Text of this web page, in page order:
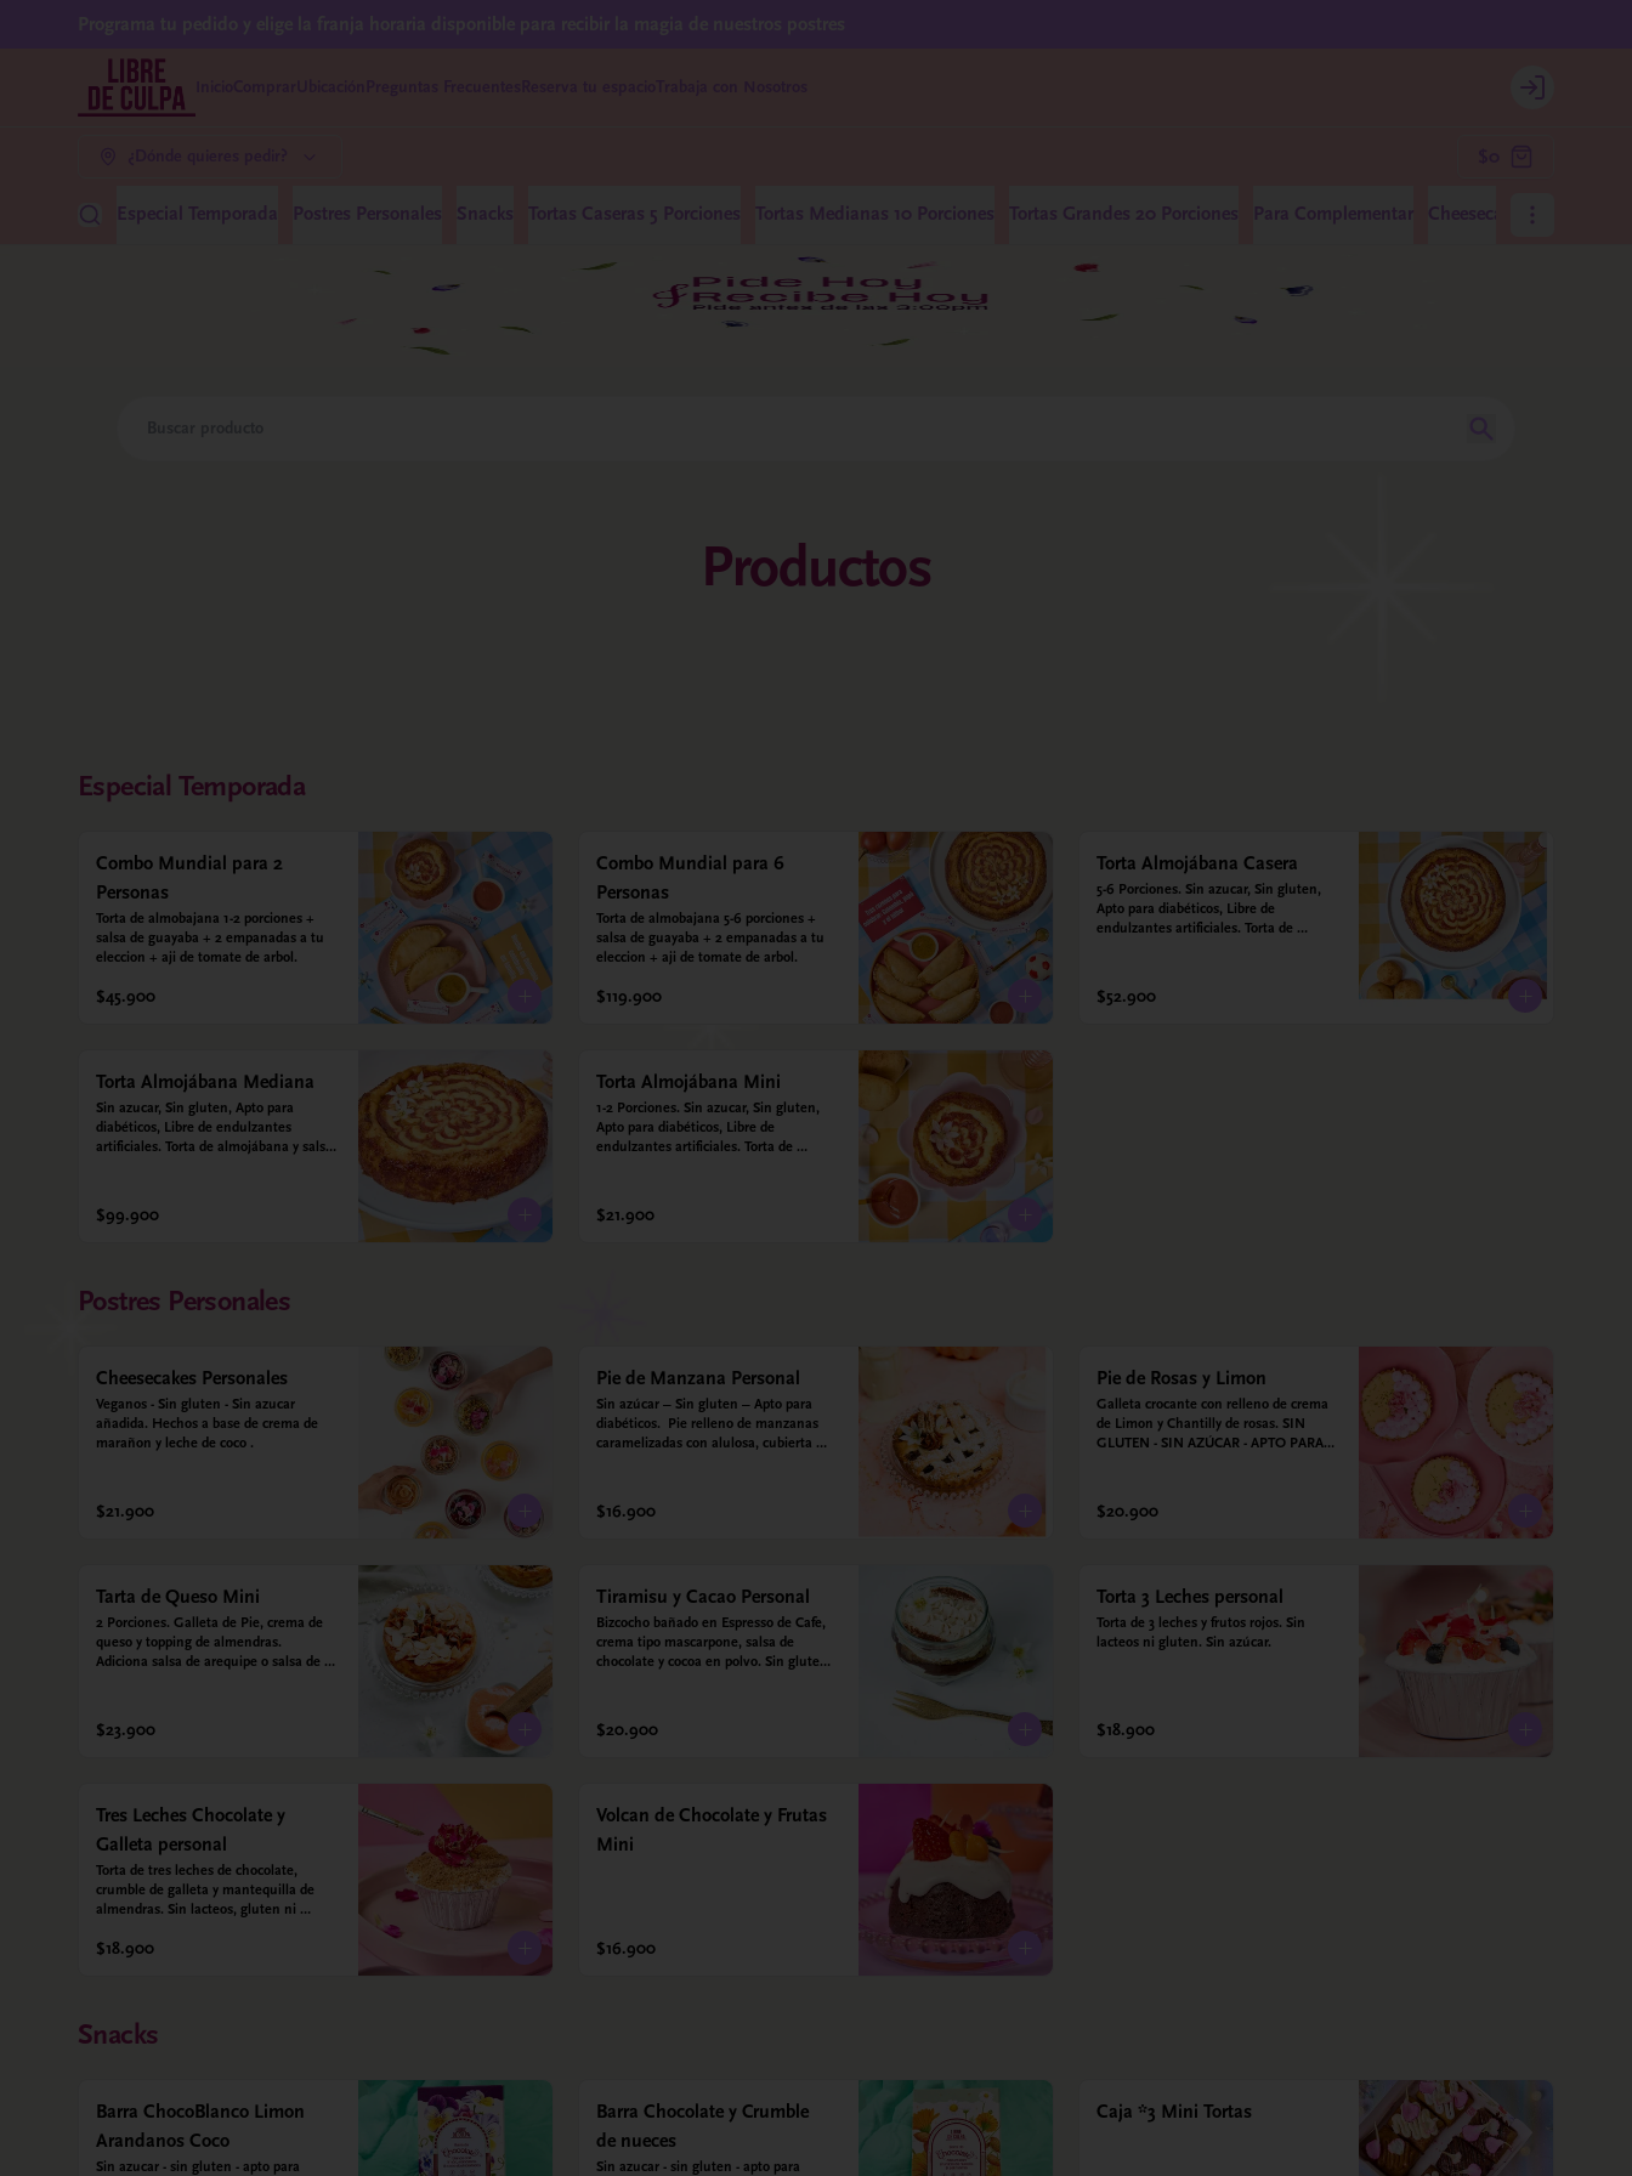
Login
Especial Temporada Postres Personales Snacks Tortas Caseras 5 Porciones Tortas Medianas 10 Porciones Tortas Grandes 20 Porciones Para Complementar Cheesecakes Medianos
Productos
Especial Temporada
Combo Mundial para 2
Personas
Torta de almobajana 1-2 porciones +
salsa de guayaba + 2 empanadas a tu
eleccion + aji de tomate de arbol.
$45.900
Combo Mundial para 6
Personas
Torta de almobajana 5-6 porciones +
salsa de guayaba + 2 empanadas a tu
eleccion + aji de tomate de arbol.
$119.900
Torta Almojábana Casera
5-6 Porciones. Sin azucar, Sin gluten,
Apto para diabéticos, Libre de
endulzantes artificiales. Torta de
maíz, huevo, queso campesino,
alulosa, leche deslactosada, leche de
$52.900
Torta Almojábana Mediana
Sin azucar, Sin gluten, Apto para
diabéticos, Libre de endulzantes
artificiales. Torta de almojábana y salsa
queso campesino, alulosa, leche
deslactosada, leche de coco, vainilla.
$99.900
Torta Almojábana Mini
1-2 Porciones. Sin azucar, Sin gluten,
Apto para diabéticos, Libre de
endulzantes artificiales. Torta de
maíz, huevo, queso campesino,
alulosa, leche deslactosada, leche de
$21.900
Postres Personales
Cheesecakes Personales
Veganos - Sin gluten - Sin azucar
añadida. Hechos a base de crema de
marañon y leche de coco .
$21.900
Pie de Manzana Personal
Sin azúcar – Sin gluten – Apto para
diabéticos.  Pie relleno de manzanas
caramelizadas con alulosa, cubierta
inglesa a base de leche de coco y que
envuelve todos los sabores.
$16.900
Pie de Rosas y Limon
Galleta crocante con relleno de crema
de Limon y Chantilly de rosas. SIN
GLUTEN - SIN AZÚCAR - APTO PARA
$20.900
Tarta de Queso Mini
2 Porciones. Galleta de Pie, crema de
queso y topping de almendras.
Adiciona salsa de arequipe o salsa de
$23.900
Tiramisu y Cacao Personal
Bizcocho bañado en Espresso de Cafe,
crema tipo mascarpone, salsa de
chocolate y cocoa en polvo. Sin gluten -
$20.900
Torta 3 Leches personal
Torta de 3 leches y frutos rojos. Sin
lacteos ni gluten. Sin azúcar.
$18.900
Tres Leches Chocolate y
Galleta personal
Torta de tres leches de chocolate,
crumble de galleta y mantequilla de
almendras. Sin lacteos, gluten ni
$18.900
Volcan de Chocolate y Frutas
Mini
$16.900
Snacks
Barra ChocoBlanco Limon
Arandanos Coco
Sin azucar - sin gluten - apto para
Barra Chocolate y Crumble
de nueces
Sin azucar - sin gluten - apto para
Caja *3 Mini Tortas